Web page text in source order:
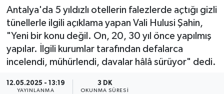
Antalya'da 5 yıldızlı otellerin falezlerde açtığı gizli
tünellerle ilgili açıklama yapan Vali Hulusi Şahin,
"Yeni bir konu değil. On, 20, 30 yıl önce yapılmış
yapılar. İlgili kurumlar tarafından defalarca
incelendi, mühürlendi, davalar hâlâ sürüyor" dedi.
12.05.2025 - 13:19
YAYINLANMA
3 DK
OKUNMA SÜRESI